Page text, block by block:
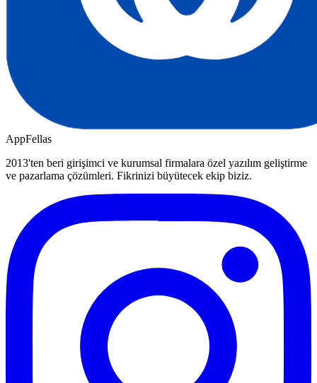
AppFellas
2013'ten beri girişimci ve kurumsal firmalara özel yazılım geliştirme
ve pazarlama çözümleri. Fikrinizi büyütecek ekip biziz.